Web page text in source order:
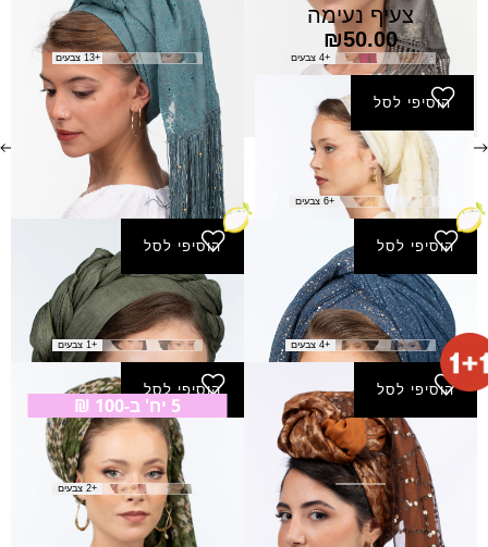
צעיף נעימה
₪50.00
+4 צבעים
צעיף סודות
₪150.00
+13 צבעים
הוסיפי לסל
צעיף סיון
₪ 170.00
+6 צבעים
הוסיפי לסל
צעיף צופן
₪40.00
+4 צבעים
הוסיפי לסל
צעיף צללים
₪40.00
+1 צבעים
הוסיפי לסל
צעיף צלם
₪120.00
5 יח' ב-100 ₪
הוסיפי לסל
צעיף שבות
₪25.00
+2 צבעים